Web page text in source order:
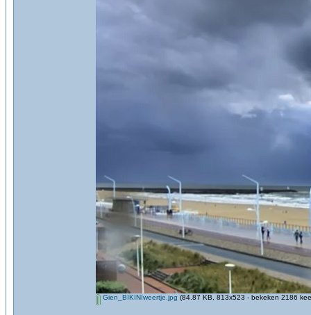
Gien_BIKINIweertje.jpg (84.87 KB, 813x523 - bekeken 2186